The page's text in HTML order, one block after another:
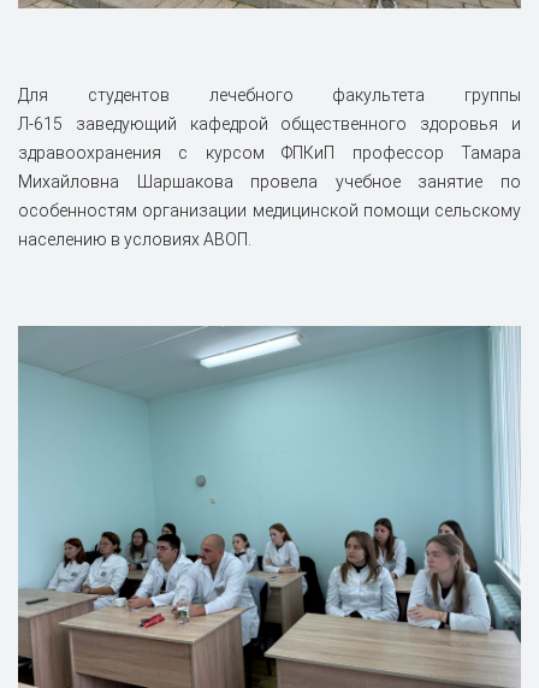
Для студентов лечебного факультета группы
Л-615 заведующий кафедрой общественного здоровья и
здравоохранения с курсом ФПКиП профессор Тамара
Михайловна Шаршакова провела учебное занятие по
особенностям организации медицинской помощи сельскому
населению в условиях АВОП.